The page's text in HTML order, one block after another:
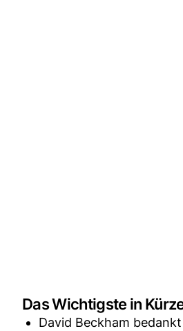
Das Wichtigste in
David Beckham